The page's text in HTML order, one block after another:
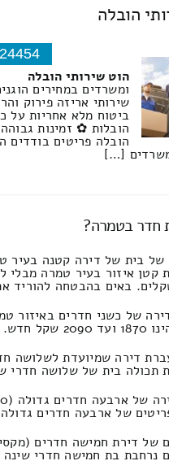
הובלה
הוט שירותי הובלה
ומשרדים במחירים
שירותי אריזה פירוק
ביטוח מלא אחריות על
הובלות ✿ זמינות
הובלה פריטים בודדים
[…]
חדר בטמרה?
בית של דירה קטנה בעיר
איזור בעיר טמרה מבלי
של כשני חדרים באיזור
חדש.
דירה שמיועדת לשלושה
בית של שלושה חדרי שינה
גדולה (70-100 מטר מרובע) בטמרה והסביבה?
של ארבעה חדרים גדולה
חדרים (מקסימום 120 מ"ר) באיזור
חדרי שינה באיזור טמרה המחירון